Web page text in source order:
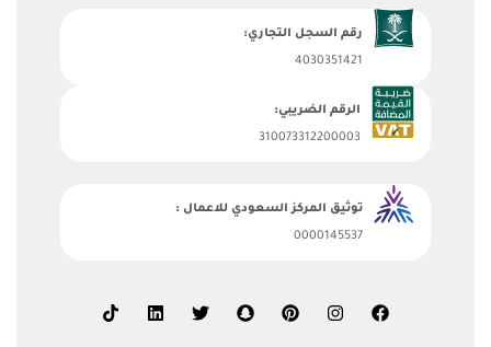
رقم السجل التجاري:
4030351421
الرقم الضريبي:
310073312200003
توثيق المركز السعودي للاعمال :
0000145537